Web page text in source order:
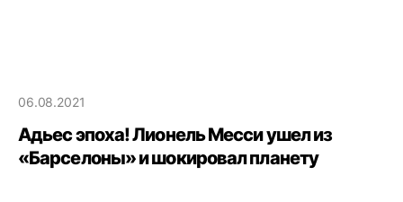
06.08.2021
Адьес эпоха! Лионель Месси ушел из
«Барселоны» и шокировал планету